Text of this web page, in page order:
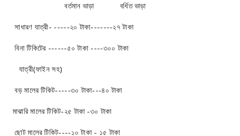
বর্তমান ভাড়া বর্ধিত ভাড়া
সাধারণ যাত্রী- -----২০ টাকা-------২৭ টাকা
বিনা টিকিটের ------৫০ টাকা ----৩০০ টাকা
যাত্রী(ফাইন সহ)
বড় মালের টিকিট-----৩০ টাকা---৪০ টাকা
মাঝারি মালের টিকিট-২৫ টাকা -৩০ টাকা
ছোট মালের টিকিট----১০ টাকা - ১৫ টাকা